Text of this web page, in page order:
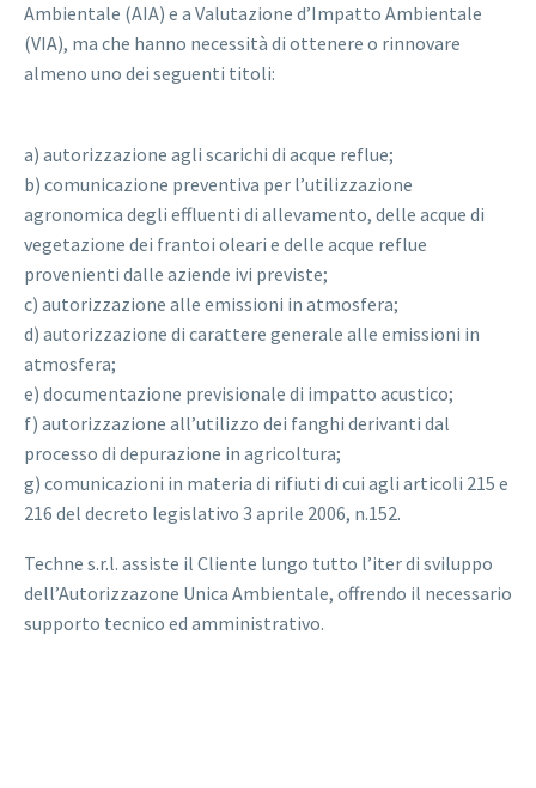
Ambientale (AIA) e a Valutazione d’Impatto Ambientale
(VIA), ma che hanno necessità di ottenere o rinnovare
almeno uno dei seguenti titoli:
a) autorizzazione agli scarichi di acque reflue;
b) comunicazione preventiva per l’utilizzazione
agronomica degli effluenti di allevamento, delle acque di
vegetazione dei frantoi oleari e delle acque reflue
provenienti dalle aziende ivi previste;
c) autorizzazione alle emissioni in atmosfera;
d) autorizzazione di carattere generale alle emissioni in
atmosfera;
e) documentazione previsionale di impatto acustico;
f) autorizzazione all’utilizzo dei fanghi derivanti dal
processo di depurazione in agricoltura;
g) comunicazioni in materia di rifiuti di cui agli articoli 215 e
216 del decreto legislativo 3 aprile 2006, n.152.
Techne s.r.l. assiste il Cliente lungo tutto l’iter di sviluppo
dell’Autorizzazone Unica Ambientale, offrendo il necessario
supporto tecnico ed amministrativo.